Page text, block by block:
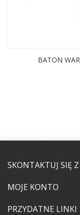
BATON
SKONTAKTUJ SIĘ
MOJE KONTO
PRZYDATNE LINKI